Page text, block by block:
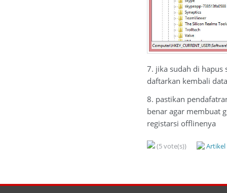
7. jika sudah di hapus
daftarkan kembali
8. pastikan
benar agar membuat
registarsi offlinenya
(5 vote(s))